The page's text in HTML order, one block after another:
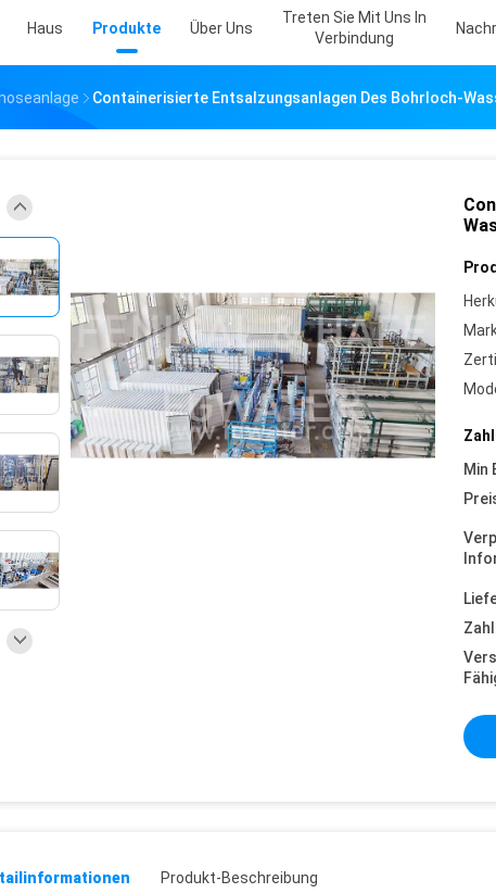
Haus Produkte Über Uns
Treten Sie Mit Uns In
Verbindung
Containerisierte Entsalzungsanlagen Des Bohrloch-
Min
Produkt-Beschreibung